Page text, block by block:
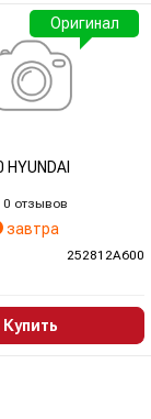
0 отзывов
завтра
252812A600
Купить
Оригинал